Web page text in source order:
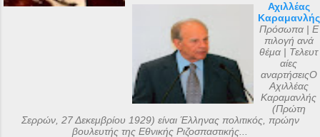
Αχιλλέας
Καραμανλής
Πρόσωπα | Ε
πιλογή ανά
θέμα | Τελευτ
αίες
αναρτήσειςΟ
Αχιλλέας
Καραμανλής
(Πρώτη
Σερρών, 27 Δεκεμβρίου 1929) είναι Έλληνας πολιτικός, πρώην
βουλευτής της Εθνικής Ριζοσπαστικής...